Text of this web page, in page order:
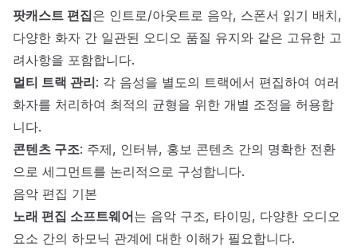
팟캐스트 편집은 인트로/아웃트로 음악, 스폰서 읽기 배치,
다양한 화자 간 일관된 오디오 품질 유지와 같은 고유한 고
려사항을 포함합니다.
멀티 트랙 관리: 각 음성을 별도의 트랙에서 편집하여 여러
화자를 처리하여 최적의 균형을 위한 개별 조정을 허용합
니다.
콘텐츠 구조: 주제, 인터뷰, 홍보 콘텐츠 간의 명확한 전환
으로 세그먼트를 논리적으로 구성합니다.
음악 편집 기본
노래 편집 소프트웨어는 음악 구조, 타이밍, 다양한 오디오
요소 간의 하모닉 관계에 대한 이해가 필요합니다.